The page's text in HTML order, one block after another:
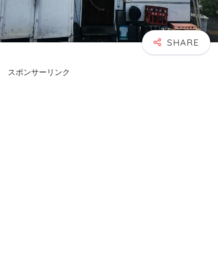
スポンサーリンク